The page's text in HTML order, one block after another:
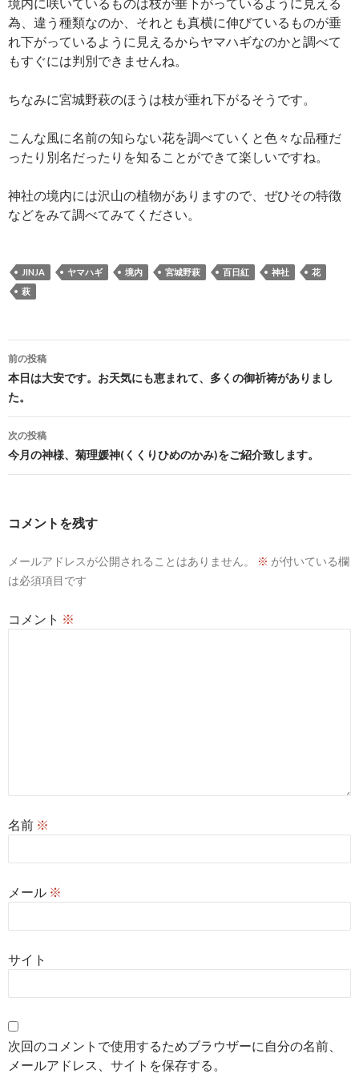
為、違う種類なのか、それとも真横に伸びているものが垂
れ下がっているように見えるからヤマハギなのかと調べて
もすぐには判別できませんね。
ちなみに宮城野萩のほうは枝が垂れ下がるそうです。
こんな風に名前の知らない花を調べていくと色々な品種だ
ったり別名だったりを知ることができて楽しいですね。
神社の境内には沢山の植物がありますので、ぜひその特徴
などをみて調べてみてください。
JINJA ヤマハギ 境内 宮城野萩 百日紅 神社
花
萩
投
稿
ナ
ビ
ゲ
シ
ン
前の投稿
本日は大安です。お天気にも恵まれて、多くの御祈祷がありまし
た。
次の投稿
今月の神様、菊理媛神(くくりひめのかみ)をご紹介致します。
コメントを残す
メールアドレスが公開されることはありません。 ※ が付いている欄
は必須項目です
コメント ※
名前 ※
メール ※
サイト
次回のコメントで使用するためブラウザーに自分の名前、
メールアドレス、サイトを保存する。